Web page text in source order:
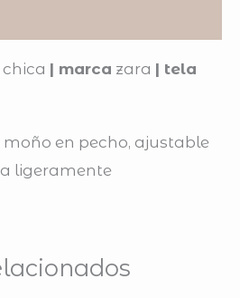
| marca zara | tela
moño en pecho, ajustable
ligeramente